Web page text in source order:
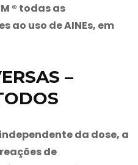
® todas as
ao uso de AINEs, em
–
da dose, a
de